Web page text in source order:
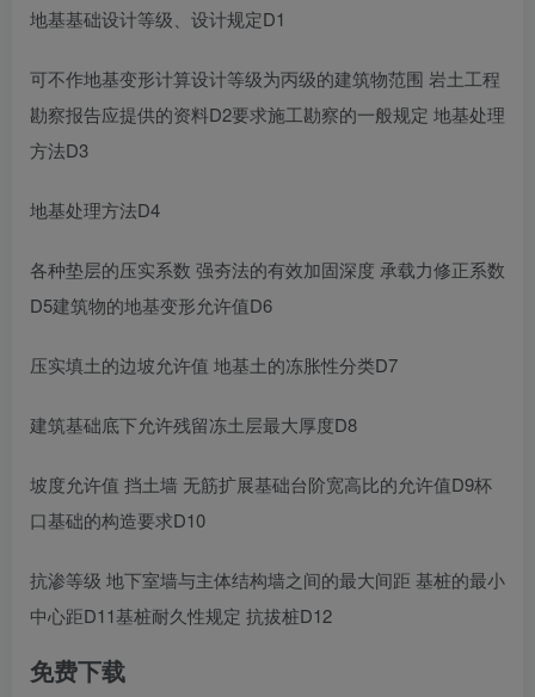
地基基础设计等级、设计规定D1
可不作地基变形计算设计等级为丙级的建筑物范围 岩土工程
勘察报告应提供的资料D2要求施工勘察的一般规定 地基处理
方法D3
地基处理方法D4
各种垫层的压实系数 强夯法的有效加固深度 承载力修正系数
D5建筑物的地基变形允许值D6
压实填土的边坡允许值 地基土的冻胀性分类D7
建筑基础底下允许残留冻土层最大厚度D8
坡度允许值 挡土墙 无筋扩展基础台阶宽高比的允许值D9杯
口基础的构造要求D10
抗渗等级 地下室墙与主体结构墙之间的最大间距 基桩的最小
中心距D11基桩耐久性规定 抗拔桩D12
免费下载